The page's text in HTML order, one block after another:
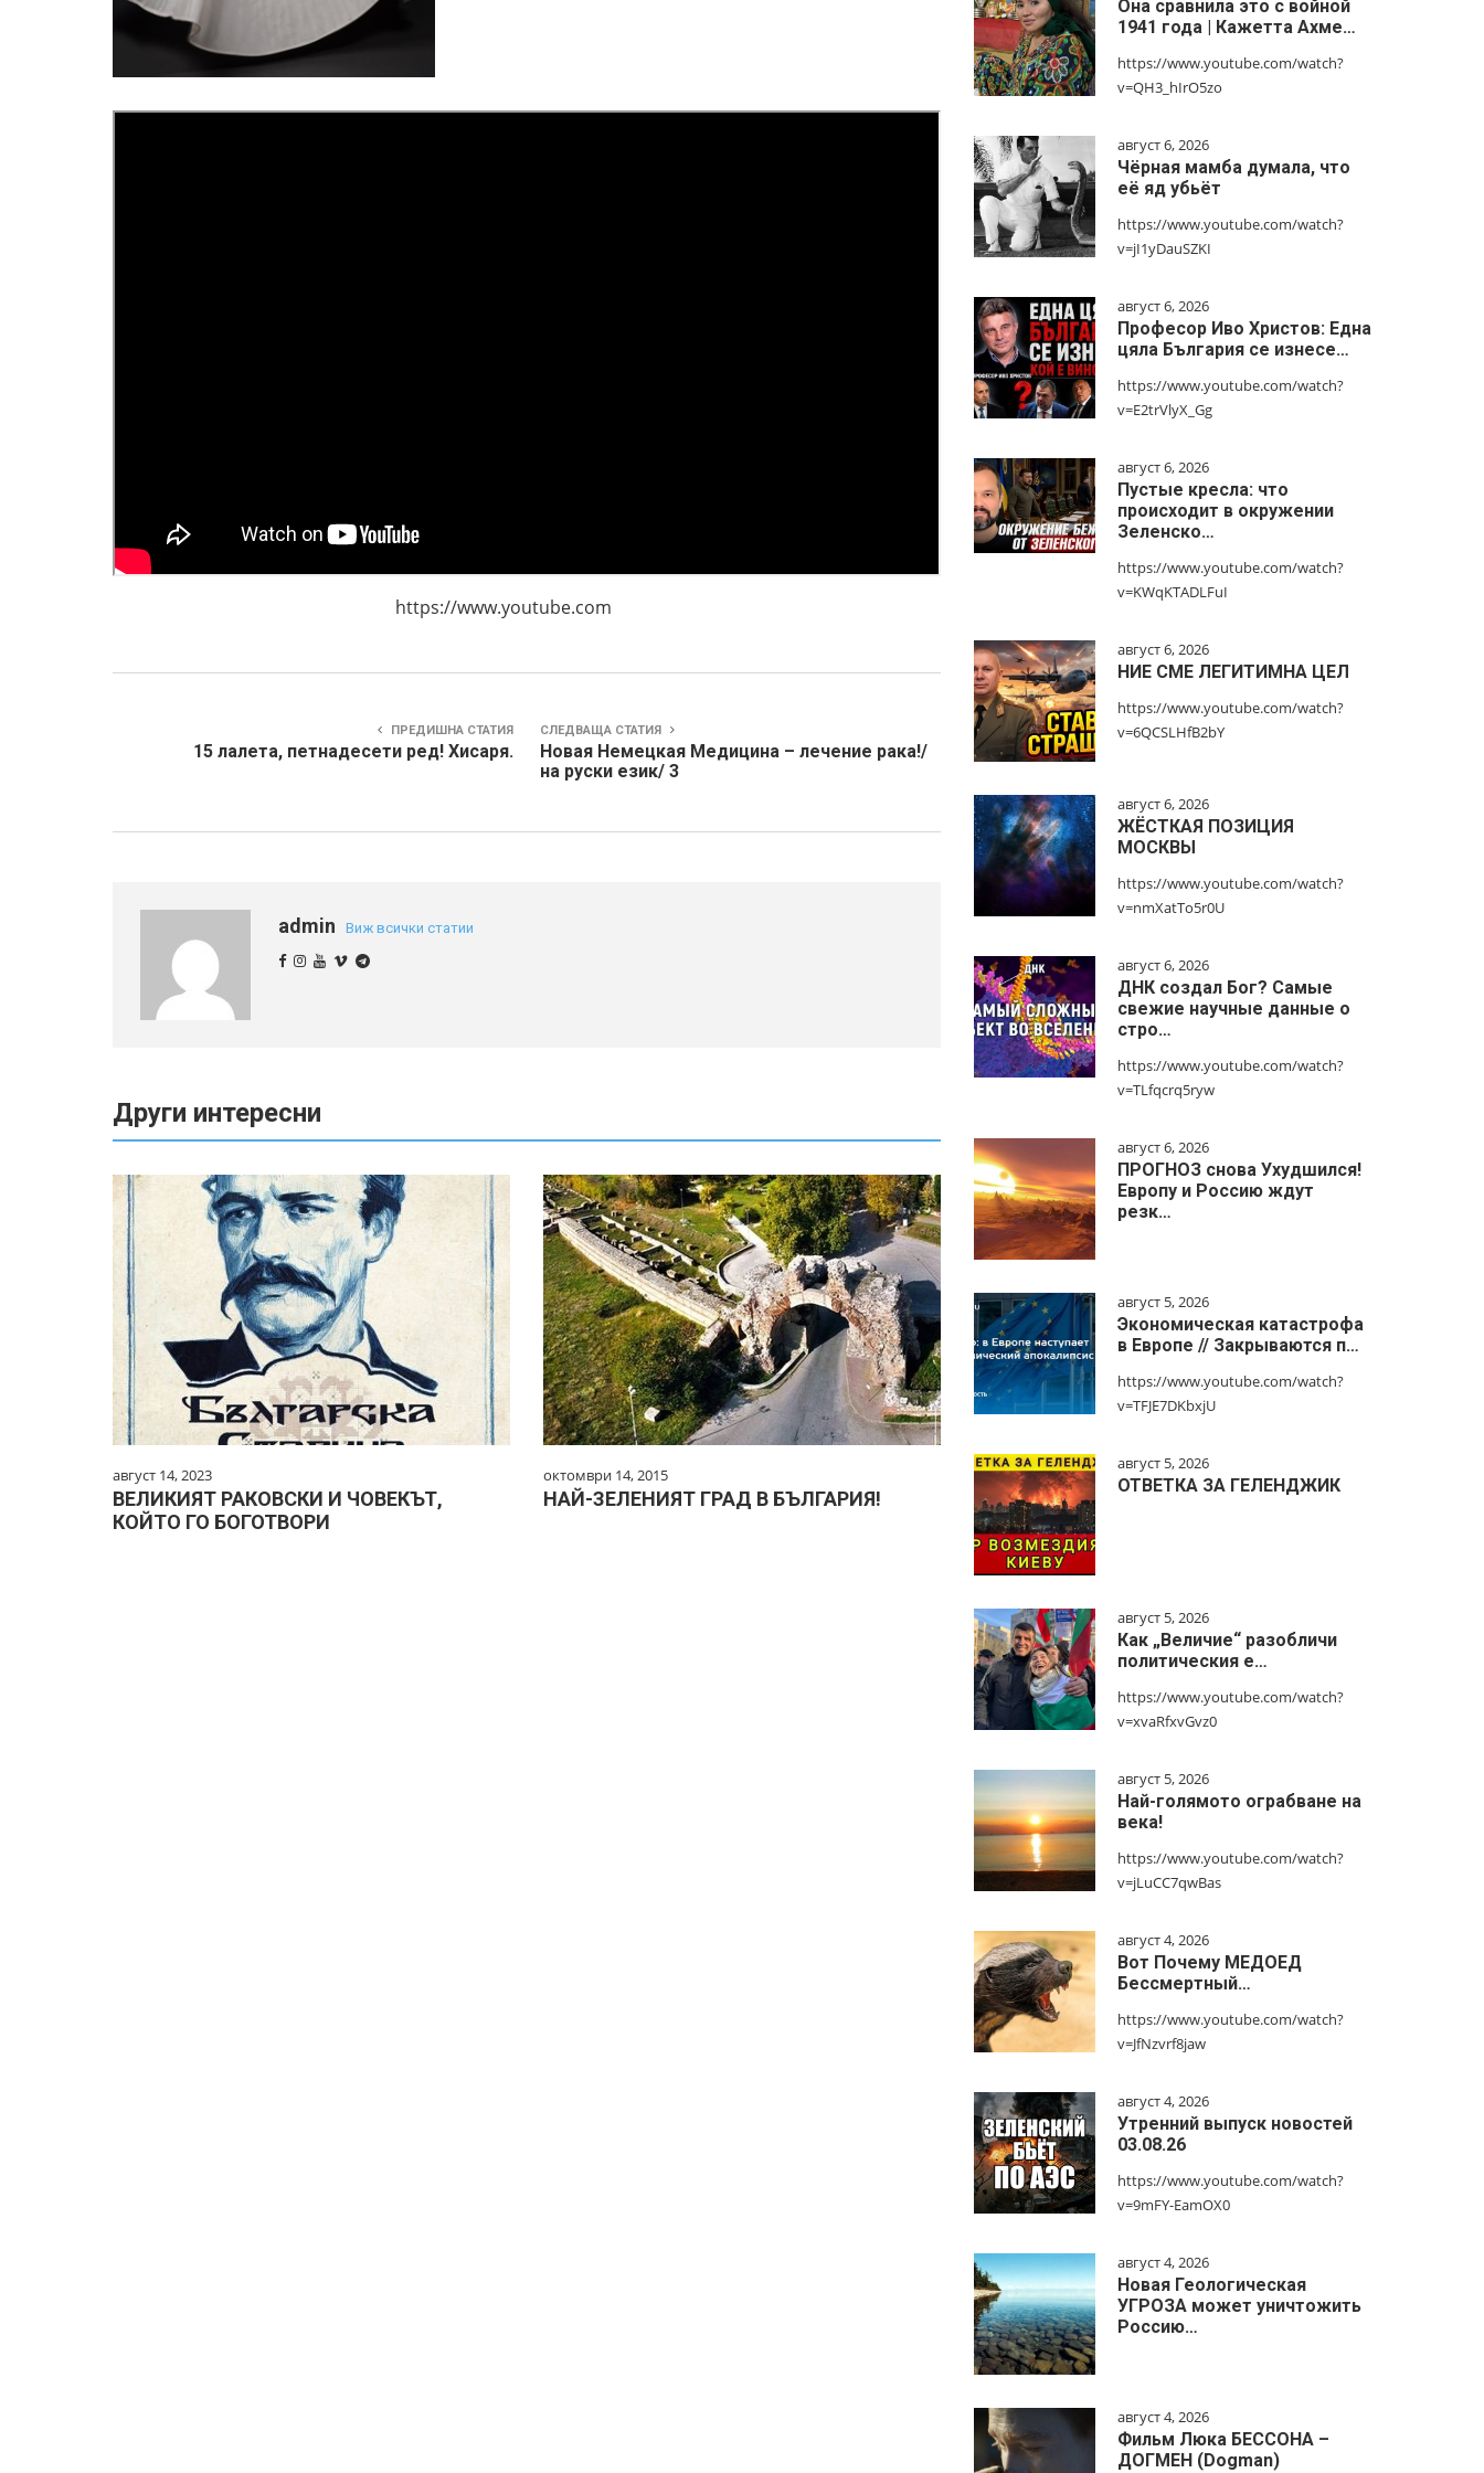
https://www.youtube.com
ПРЕДИШНА СТАТИЯ
15 лалета, петнадесети ред! Хисаря.
СЛЕДВАЩА СТАТИЯ
Новая Немецкая Медицина – лечение рака!/
на руски език/ 3
admin Виж всички статии
Други интересни
август 14, 2023
ВЕЛИКИЯТ РАКОВСКИ И ЧОВЕКЪТ,
КОЙТО ГО БОГОТВОРИ
октомври 14, 2015
НАЙ-ЗЕЛЕНИЯТ ГРАД В БЪЛГАРИЯ!
Она сравнила это с войной
1941 года | Кажетта Ахме…
https://www.youtube.com/watch?
v=QH3_hIrO5zo
август 6, 2026
Чёрная мамба думала, что
её яд убьёт
https://www.youtube.com/watch?
v=jI1yDauSZKI
август 6, 2026
Професор Иво Христов: Една
цяла България се изнесе…
https://www.youtube.com/watch?
v=E2trVlyX_Gg
август 6, 2026
Пустые кресла: что
происходит в окружении
Зеленско…
https://www.youtube.com/watch?
v=KWqKTADLFuI
август 6, 2026
НИЕ СМЕ ЛЕГИТИМНА ЦЕЛ
https://www.youtube.com/watch?
v=6QCSLHfB2bY
август 6, 2026
ЖЁСТКАЯ ПОЗИЦИЯ
МОСКВЫ
https://www.youtube.com/watch?
v=nmXatTo5r0U
август 6, 2026
ДНК создал Бог? Самые
свежие научные данные о
стро…
https://www.youtube.com/watch?
v=TLfqcrq5ryw
август 6, 2026
ПРОГНОЗ снова Ухудшился!
Европу и Россию ждут
резк…
август 5, 2026
Экономическая катастрофа
в Европе // Закрываются п…
https://www.youtube.com/watch?
v=TFJE7DKbxjU
август 5, 2026
ОТВЕТКА ЗА ГЕЛЕНДЖИК
август 5, 2026
Как „Величие“ разобличи
политическия е…
https://www.youtube.com/watch?
v=xvaRfxvGvz0
август 5, 2026
Най-голямото ограбване на
века!
https://www.youtube.com/watch?
v=jLuCC7qwBas
август 4, 2026
Вот Почему МЕДОЕД
Бессмертный…
https://www.youtube.com/watch?
v=JfNzvrf8jaw
август 4, 2026
Утренний выпуск новостей
03.08.26
https://www.youtube.com/watch?
v=9mFY-EamOX0
август 4, 2026
Новая Геологическая
УГРОЗА может уничтожить
Россию…
август 4, 2026
Фильм Люка БЕССОНА –
ДОГМЕН (Dogman)